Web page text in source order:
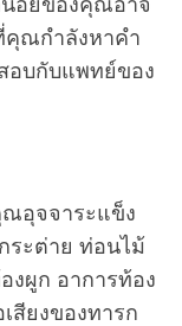
คุณกำลังหาคำ
อบกับแพทย์ของ
อุจจาระแข็ง
ระต่าย ท่อนไม้
งผูก อาการท้อง
สียงของทารก